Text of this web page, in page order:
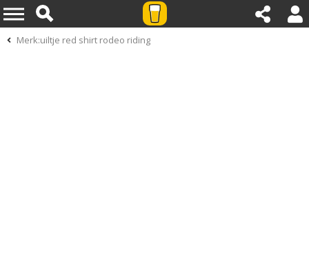
Merk:uiltje red shirt rodeo riding